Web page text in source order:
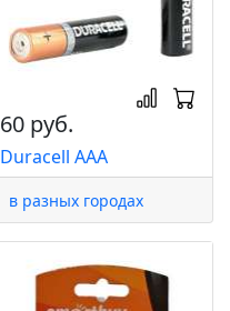
60 руб.
Duracell AAA
в разных городах